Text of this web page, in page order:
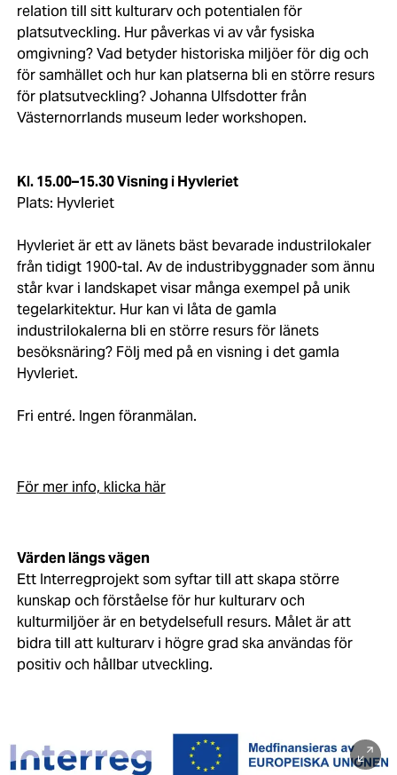
relation till sitt kulturarv och potentialen för
platsutveckling. Hur påverkas vi av vår fysiska
omgivning? Vad betyder historiska miljöer för dig och
för samhället och hur kan platserna bli en större resurs
för platsutveckling? Johanna Ulfsdotter från
Västernorrlands museum leder workshopen.
Kl. 15.00–15.30 Visning i Hyvleriet
Plats: Hyvleriet
Hyvleriet är ett av länets bäst bevarade industrilokaler
från tidigt 1900-tal. Av de industribyggnader som ännu
står kvar i landskapet visar många exempel på unik
tegelarkitektur. Hur kan vi låta de gamla
industrilokalerna bli en större resurs för länets
besöksnäring? Följ med på en visning i det gamla
Hyvleriet.
Fri entré. Ingen föranmälan.
För mer info, klicka här
Värden längs vägen
Ett Interregprojekt som syftar till att skapa större
kunskap och förståelse för hur kulturarv och
kulturmiljöer är en betydelsefull resurs. Målet är att
bidra till att kulturarv i högre grad ska användas för
positiv och hållbar utveckling.